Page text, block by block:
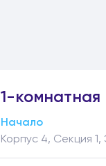
1-комнатная
Начало
Корпус 4, Секция